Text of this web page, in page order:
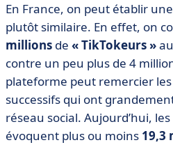
En France, on peut établir
plutôt similaire. En effet, on
millions de « TikTokeurs »
contre un peu plus de 4
plateforme peut remercier
successifs qui ont
réseau social. Aujourd’hui,
évoquent plus ou moins 19,3